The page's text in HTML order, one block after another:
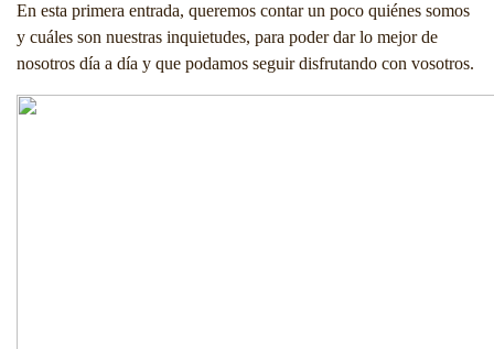
Menu
En esta primera entrada, queremos contar un poco quiénes somos
y cuáles son nuestras inquietudes, para poder dar lo mejor de
nosotros día a día y que podamos seguir disfrutando con vosotros.